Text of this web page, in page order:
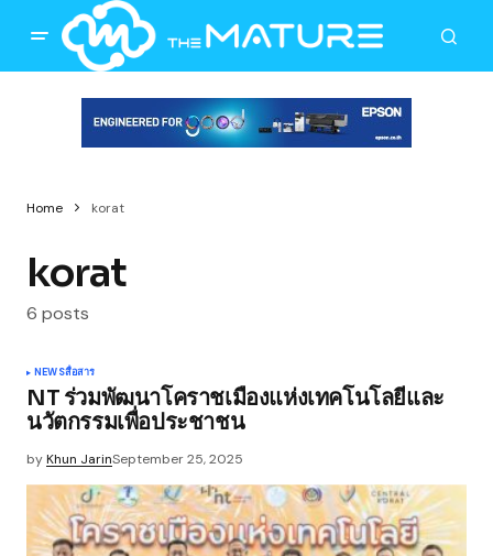
Home korat
korat
6 posts
NEWSสื่อสาร
NT ร่วมพัฒนาโคราชเมืองแห่งเทคโนโลยีและ
นวัตกรรมเพื่อประชาชน
byKhun JarinSeptember 25, 2025